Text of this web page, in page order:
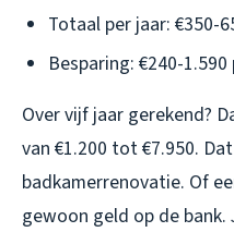
Totaal per jaar: €350-
Besparing: €240-
Over vijf jaar gerekend?
van €1.200 tot €7.950.
badkamerrenovatie. Of
gewoon geld op de